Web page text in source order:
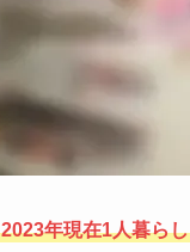
2023年現在1人暮らし